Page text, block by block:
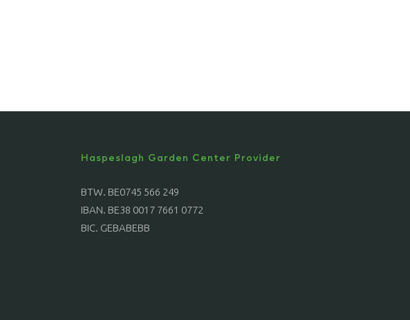
Haspeslagh Garden Center Provider
BTW. BE0745 566 249
IBAN. BE38 0017 7661 0772
BIC. GEBABEBB